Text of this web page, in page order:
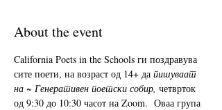
About the event
California Poets in the Schools ги поздравува
сите поети, на возраст од 14+ да пишуваат
на ~ Генеративен поетски собир, четврток
од 9:30 до 10:30 часот на Zoom.  Оваа група